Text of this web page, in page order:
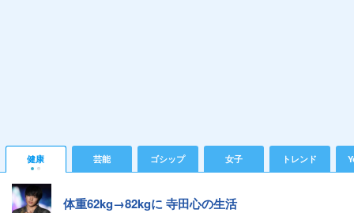
健康 芸能 ゴシップ 女子 トレンド
体重62kg→82kgに 寺田心の生活